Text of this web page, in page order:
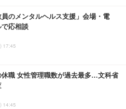
のメンタルヘルス支援」会場・電
応相談
17:45
休職 女性管理職数が過去最多…文科省
14:45